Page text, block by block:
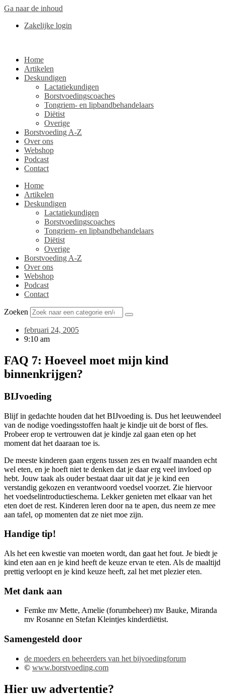
Ga naar de inhoud
Zakelijke login
Home
Artikelen
Deskundigen
Lactatiekundigen
Borstvoedingscoaches
Tongriem- en lipbandbehandelaars
Diëtist
Overige
Borstvoeding A-Z
Over ons
Webshop
Podcast
Contact
Home
Artikelen
Deskundigen
Lactatiekundigen
Borstvoedingscoaches
Tongriem- en lipbandbehandelaars
Diëtist
Overige
Borstvoeding A-Z
Over ons
Webshop
Podcast
Contact
Zoeken
februari 24, 2005
9:10 am
FAQ 7: Hoeveel moet mijn kind
binnenkrijgen?
BIJvoeding
Blijf in gedachte houden dat het BIJvoeding is. Dus het leeuwendeel
van de nodige voedingsstoffen haalt je kindje uit de borst of fles.
Probeer erop te vertrouwen dat je kindje zal gaan eten op het
moment dat het daaraan toe is.
De meeste kinderen gaan ergens tussen zes en twaalf maanden echt
wel eten, en je hoeft niet te denken dat je daar erg veel invloed op
hebt. Jouw taak als ouder bestaat daar uit dat je je kind een
verstandig gekozen en verantwoord voedsel voorzet. Zie hiervoor
het voedselintroductieschema. Lekker genieten met elkaar van het
eten doet de rest. Kinderen leren door na te apen, dus neem ze mee
aan tafel, op momenten dat ze niet moe zijn.
Handige tip!
Als het een kwestie van moeten wordt, dan gaat het fout. Je biedt je
kind eten aan en je kind heeft de keuze ervan te eten. Als de maaltijd
prettig verloopt en je kind keuze heeft, zal het met plezier eten.
Met dank aan
Femke mv Mette, Amelie (forumbeheer) mv Bauke, Miranda
mv Rosanne en Stefan Kleintjes kinderdiëtist.
Samengesteld door
de moeders en beheerders van het bijvoedingforum
© www.borstvoeding.com
Hier uw advertentie?